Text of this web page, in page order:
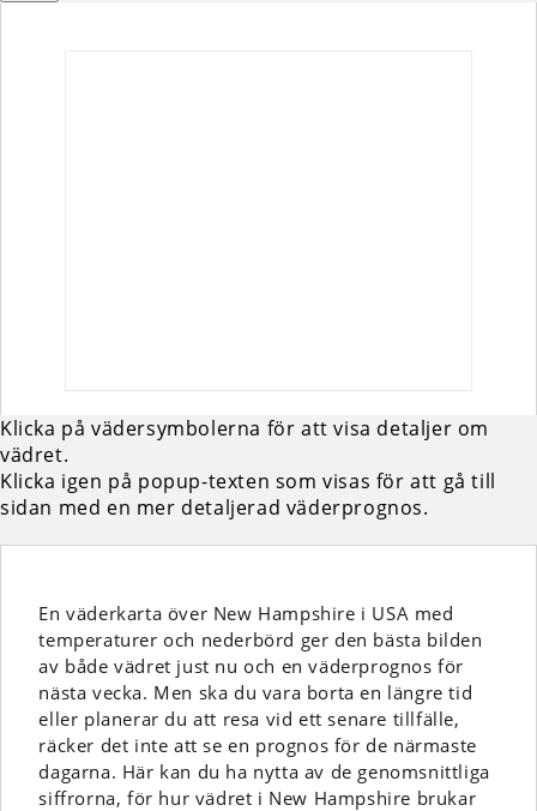
Klicka på vädersymbolerna för att visa detaljer om
vädret.
Klicka igen på popup-texten som visas för att gå till
sidan med en mer detaljerad väderprognos.
En väderkarta över New Hampshire i USA med
temperaturer och nederbörd ger den bästa bilden
av både vädret just nu och en väderprognos för
nästa vecka. Men ska du vara borta en längre tid
eller planerar du att resa vid ett senare tillfälle,
räcker det inte att se en prognos för de närmaste
dagarna. Här kan du ha nytta av de genomsnittliga
siffrorna, för hur vädret i New Hampshire brukar